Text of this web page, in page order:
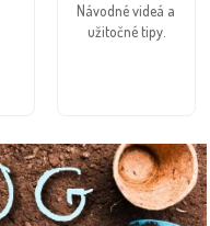
Návodné videá a
užitočné tipy.